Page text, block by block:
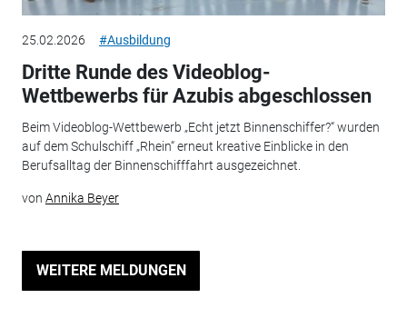
25.02.2026 #Ausbildung
Dritte Runde des Videoblog-
Wettbewerbs für Azubis abgeschlossen
Beim Videoblog-Wettbewerb „Echt jetzt Binnenschiffer?“ wurden
auf dem Schulschiff „Rhein“ erneut kreative Einblicke in den
Berufsalltag der Binnenschifffahrt ausgezeichnet.
von Annika Beyer
WEITERE MELDUNGEN